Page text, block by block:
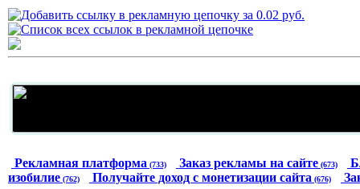
Рекламная платформа (733) Заказ рекламы на сайте (673)
изобилие (762) Получайте доход с монетизации сайта (676)